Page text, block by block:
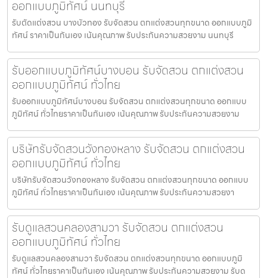
ออกแบบภูมิทัศน์ นนทบุรี
รับตัดแต่งสวน บางบัวทอง รับจัดสวน ตกแต่งสวนทุกขนาด ออกแบบภูมิ
ทัศน์ ราคาเป็นกันเอง เน้นคุณภาพ รับประกันความสวยงาม นนทบุรี
รับออกแบบภูมิทัศน์บางบอน รับจัดสวน ตกแต่งสวน
ออกแบบภูมิทัศน์ ทั่วไทย
รับออกแบบภูมิทัศน์บางบอน รับจัดสวน ตกแต่งสวนทุกขนาด ออกแบบ
ภูมิทัศน์ ทั่วไทยราคาเป็นกันเอง เน้นคุณภาพ รับประกันความสวยงาม
บริษัทรับจัดสวนวังทองหลาง รับจัดสวน ตกแต่งสวน
ออกแบบภูมิทัศน์ ทั่วไทย
บริษัทรับจัดสวนวังทองหลาง รับจัดสวน ตกแต่งสวนทุกขนาด ออกแบบ
ภูมิทัศน์ ทั่วไทยราคาเป็นกันเอง เน้นคุณภาพ รับประกันความสวยงา
รับดูแลสวนคลองสามวา รับจัดสวน ตกแต่งสวน
ออกแบบภูมิทัศน์ ทั่วไทย
รับดูแลสวนคลองสามวา รับจัดสวน ตกแต่งสวนทุกขนาด ออกแบบภูมิ
ทัศน์ ทั่วไทยราคาเป็นกันเอง เน้นคุณภาพ รับประกันความสวยงาม รับด